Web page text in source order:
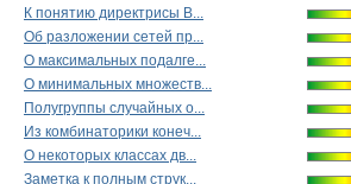
К понятию директрисы В...
Об разложении сетей пр...
О максимальных подалге...
О минимальных множеств...
Полугруппы случайных о...
Из комбинаторики конеч...
О некоторых классах дв...
Заметка к полным струк...